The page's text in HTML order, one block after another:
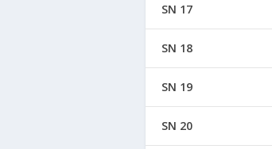
SN 17
SN 18
SN 19
SN 20